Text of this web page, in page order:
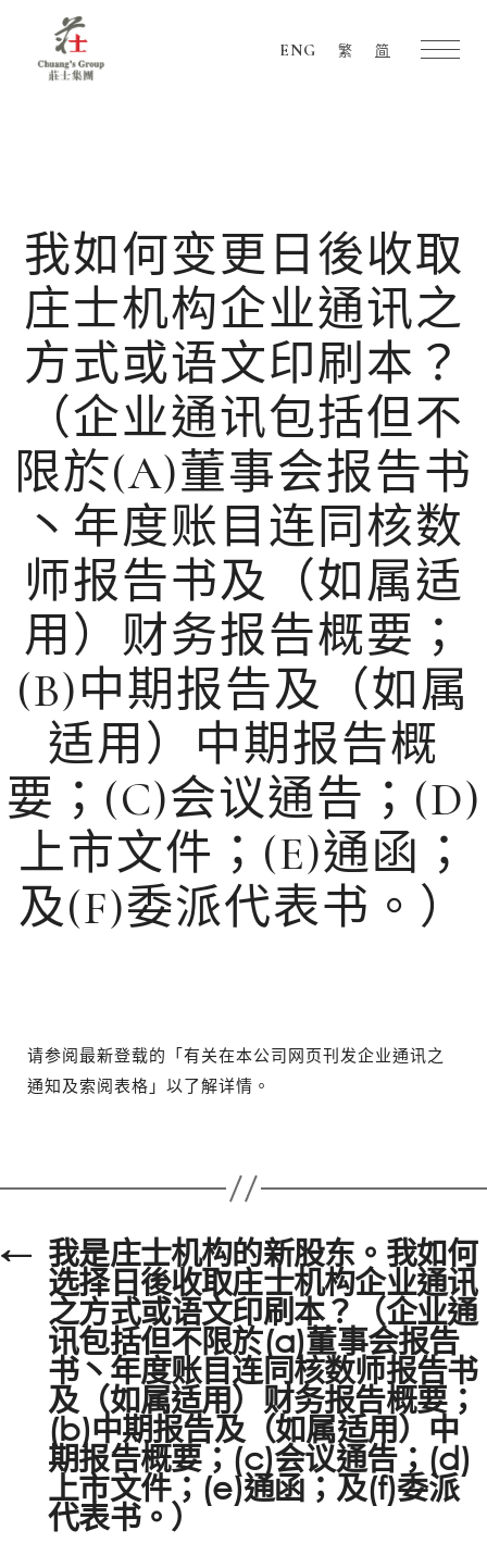
ENG 繁 简
我如何变更日後收取
庄士机构企业通讯之
方式或语文印刷本？
（企业通讯包括但不
限於(A)董事会报告书
丶年度账目连同核数
师报告书及（如属适
用）财务报告概要；
(B)中期报告及（如属
适用）中期报告概
要；(C)会议通告；(D)
上市文件；(E)通函；
及(F)委派代表书。）
请参阅最新登载的「有关在本公司网页刊发企业通讯之
通知及索阅表格」以了解详情。
← 我是庄士机构的新股东。我如何
选择日後收取庄士机构企业通讯
之方式或语文印刷本？（企业通
讯包括但不限於(a)董事会报告
书丶年度账目连同核数师报告书
及（如属适用）财务报告概要；
(b)中期报告及（如属适用）中
期报告概要；(c)会议通告；(d)
上市文件；(e)通函；及(f)委派
代表书。）